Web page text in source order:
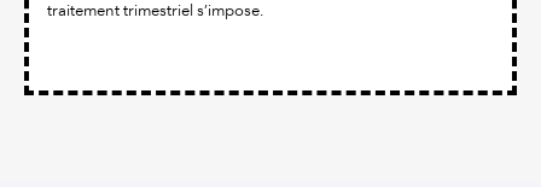
traitement trimestriel s’impose.